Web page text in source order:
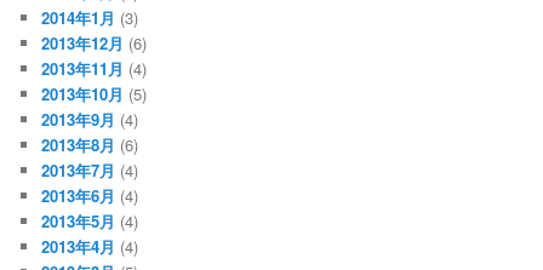
2014年1月 (3)
2013年12月 (6)
2013年11月 (4)
2013年10月 (5)
2013年9月 (4)
2013年8月 (6)
2013年7月 (4)
2013年6月 (4)
2013年5月 (4)
2013年4月 (4)